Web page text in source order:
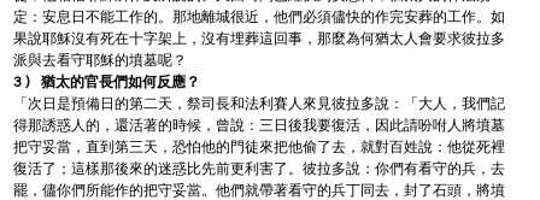
定：安息日不能工作的。那地離城很近，他們必須儘快的作完安葬的工作。如
果說耶穌沒有死在十字架上，沒有埋葬這回事，那麼為何猶太人會要求彼拉多
派與去看守耶穌的墳墓呢？
3 )
猶太的官長們如何反應？
「次日是預備日的第二天，祭司長和法利賽人來見彼拉多說：「大人，我們記
得那誘惑人的，還活著的時候，曾說：三日後我要復活，因此請吩咐人將墳墓
把守妥當，直到第三天，恐怕他的門徒來把他偷了去，就對百姓說：他從死裡
復活了；這樣那後來的迷惑比先前更利害了。彼拉多說：你們有看守的兵，去
罷，儘你們所能作的把守妥當。他們就帶著看守的兵丁同去，封了石頭，將墳